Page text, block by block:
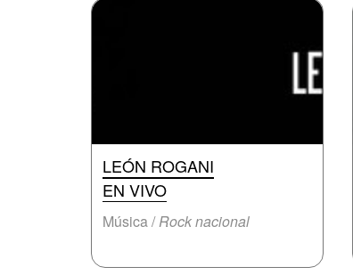
LEÓN ROGANI
EN VIVO
Música /Rock nacional